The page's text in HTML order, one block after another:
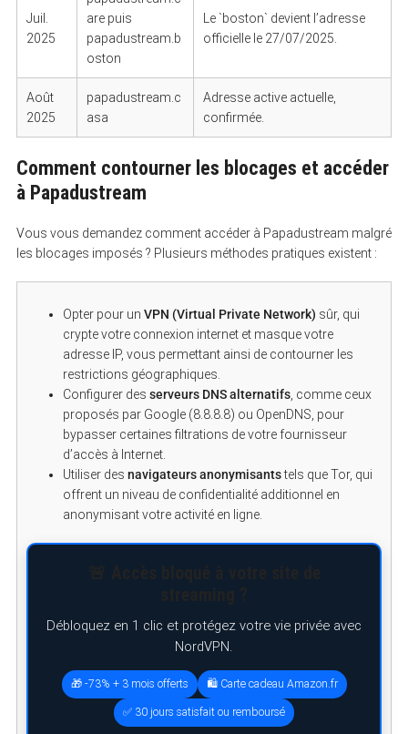
Juil.
2025
are puis
papadustream.b
oston
Le `boston` devient l’adresse
officielle le 27/07/2025.
Août
2025
papadustream.c
asa
Adresse active actuelle,
confirmée.
Comment contourner les blocages et accéder
à Papadustream
Vous vous demandez comment accéder à Papadustream malgré
les blocages imposés ? Plusieurs méthodes pratiques existent :
Opter pour un VPN (Virtual Private Network) sûr, qui
crypte votre connexion internet et masque votre
adresse IP, vous permettant ainsi de contourner les
restrictions géographiques.
Configurer des serveurs DNS alternatifs, comme ceux
proposés par Google (8.8.8.8) ou OpenDNS, pour
bypasser certaines filtrations de votre fournisseur
d’accès à Internet.
Utiliser des navigateurs anonymisantstels que Tor, qui
offrent un niveau de confidentialité additionnel en
anonymisant votre activité en ligne.
Débloquez en 1 clic et protégez votre vie privée avec
NordVPN.
🎁 -73% + 3 mois offerts 🛍️ Carte cadeau Amazon.fr
✅ 30 jours satisfait ou remboursé